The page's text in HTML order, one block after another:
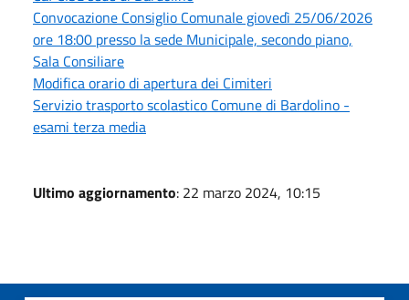
Convocazione Consiglio Comunale giovedì 25/06/2026
ore 18:00 presso la sede Municipale, secondo piano,
Sala Consiliare
Modifica orario di apertura dei Cimiteri
Servizio trasporto scolastico Comune di Bardolino -
esami terza media
Ultimo aggiornamento: 22 marzo 2024, 10:15